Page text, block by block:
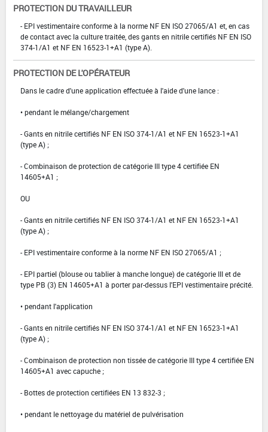
PROTECTION DU TRAVAILLEUR
- EPI vestimentaire conforme à la norme NF EN ISO 27065/A1 et, en cas
de contact avec la culture traitée, des gants en nitrile certifiés NF EN ISO
374-1/A1 et NF EN 16523-1+A1 (type A).
PROTECTION DE L'OPÉRATEUR
Dans le cadre d'une application effectuée à l'aide d'une lance :
• pendant le mélange/chargement
- Gants en nitrile certifiés NF EN ISO 374-1/A1 et NF EN 16523-1+A1
(type A) ;
- Combinaison de protection de catégorie III type 4 certifiée EN
14605+A1 ;
OU
- Gants en nitrile certifiés NF EN ISO 374-1/A1 et NF EN 16523-1+A1
(type A) ;
- EPI vestimentaire conforme à la norme NF EN ISO 27065/A1 ;
- EPI partiel (blouse ou tablier à manche longue) de catégorie III et de
type PB (3) EN 14605+A1 à porter par-dessus l'EPI vestimentaire précité.
• pendant l'application
- Gants en nitrile certifiés NF EN ISO 374-1/A1 et NF EN 16523-1+A1
(type A) ;
- Combinaison de protection non tissée de catégorie III type 4 certifiée EN
14605+A1 avec capuche ;
- Bottes de protection certifiées EN 13 832-3 ;
• pendant le nettoyage du matériel de pulvérisation